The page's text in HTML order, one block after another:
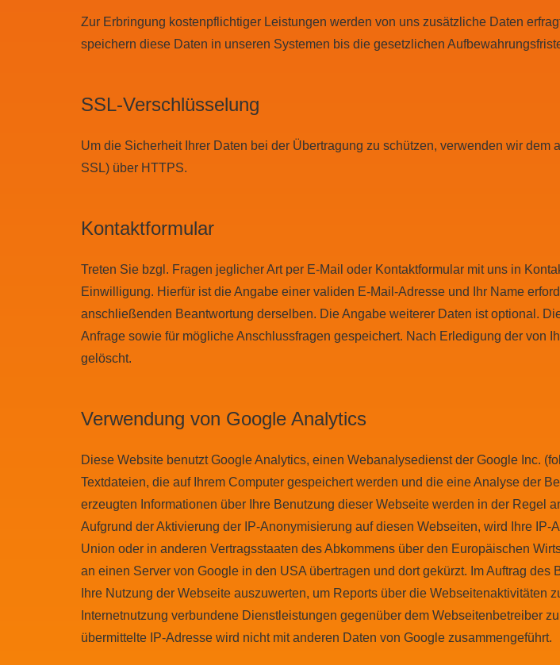
Zur Erbringung kostenpflichtiger Leistungen werden von uns zusätzliche Daten
speichern diese Daten in unseren Systemen bis die gesetzlichen
SSL-Verschlüsselung
Um die Sicherheit Ihrer Daten bei der Übertragung zu schützen, verwenden wir
SSL) über HTTPS.
Kontaktformular
Treten Sie bzgl. Fragen jeglicher Art per E-Mail oder Kontaktformular mit uns in
Einwilligung. Hierfür ist die Angabe einer validen E-Mail-Adresse und Ihr Name
anschließenden Beantwortung derselben. Die Angabe weiterer Daten ist optional.
Anfrage sowie für mögliche Anschlussfragen gespeichert. Nach Erledigung der von
gelöscht.
Verwendung von Google Analytics
Diese Website benutzt Google Analytics, einen Webanalysedienst der Google Inc.
Textdateien, die auf Ihrem Computer gespeichert werden und die eine Analyse der
erzeugten Informationen über Ihre Benutzung dieser Webseite werden in der Regel
Aufgrund der Aktivierung der IP-Anonymisierung auf diesen Webseiten, wird Ihre
Union oder in anderen Vertragsstaaten des Abkommens über den Europäischen
an einen Server von Google in den USA übertragen und dort gekürzt. Im Auftrag
Ihre Nutzung der Webseite auszuwerten, um Reports über die Webseitenaktivitäten
Internetnutzung verbundene Dienstleistungen gegenüber dem Webseitenbetreiber
übermittelte IP-Adresse wird nicht mit anderen Daten von Google zusammengeführt.